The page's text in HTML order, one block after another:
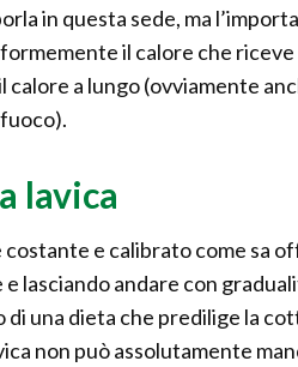
in questa sede, ma
il calore che riceve
calore a lungo (ovviamente
lavica
costante e calibrato come sa
lasciando andare con
di una dieta che predilige la
non può assolutamente